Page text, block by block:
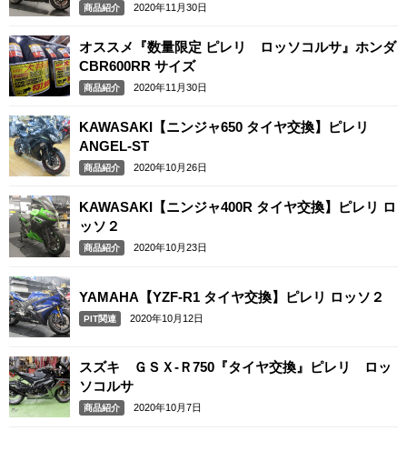
商品紹介 2020年11月30日
オススメ『数量限定 ピレリ ロッソコルサ』ホンダ
CBR600RR サイズ
商品紹介 2020年11月30日
KAWASAKI【ニンジャ650 タイヤ交換】ピレリ
ANGEL-ST
商品紹介 2020年10月26日
KAWASAKI【ニンジャ400R タイヤ交換】ピレリ ロ
ッソ２
商品紹介 2020年10月23日
YAMAHA【YZF-R1 タイヤ交換】ピレリ ロッソ２
PIT関連 2020年10月12日
スズキ ＧＳＸ-Ｒ750『タイヤ交換』ピレリ ロッ
ソコルサ
商品紹介 2020年10月7日